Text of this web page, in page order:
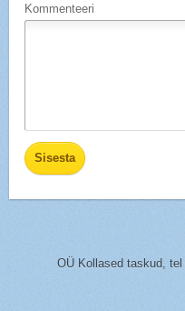
Kommenteeri
OÜ Kollased taskud, tel